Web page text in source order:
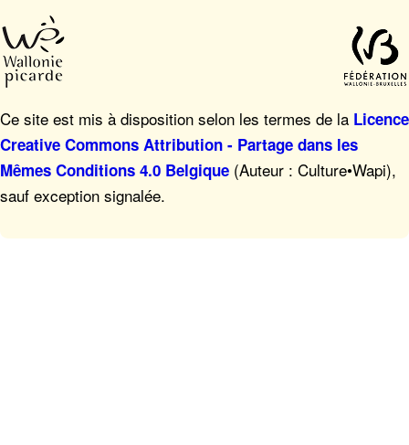
Ce site est mis à disposition selon les termes de la Licence
Creative Commons Attribution - Partage dans les
Mêmes Conditions 4.0 Belgique (Auteur : Culture•Wapi),
sauf exception signalée.